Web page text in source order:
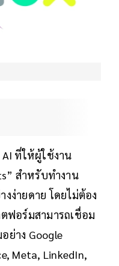
ที่ให้ผู้ใช้งาน
สำหรับทำงาน
ง่ายดาย โดยไม่ต้อง
ฟอร์มสามารถเชื่อม
ย่าง Google
Meta, LinkedIn,